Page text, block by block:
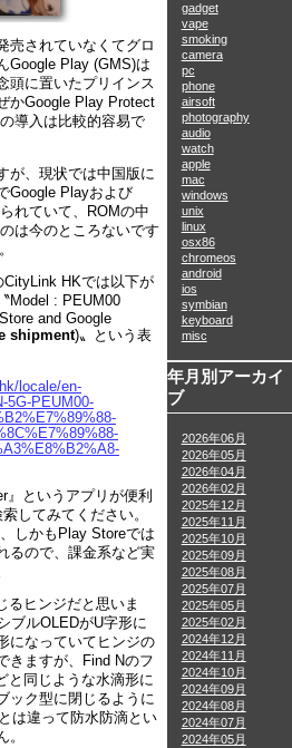
売されていなくてグロ
Google Play (GMS)は
頭に置いたプリインス
かGoogle Play Protect
導入は比較的容易で
が、現状では中国版に
Google Playおよび
れていて、ROMの中
は今のところないです
HKでは以下が
Model : PEUM00
and Google
shipment)〟という表
locale/en-
5G-PEUM00-
』というアプリが便利
してみてください。
しかもPlay Storeでは
るので、課金系など実
るヒンジだと思いま
ブルOLEDがU字形に
になっていてヒンジの
きますが、Find Nのフ
と同じような水滴形に
ック型に閉じるように
は違って防水防滴とい
。
gadget
vape
smoking
camera
pc
phone
airsoft
photography
audio
watch
apple
mac
windows
unix
linux
osx86
chromeos
android
ios
symbian
keyboard
misc
年月別アーカイ
ブ
2026年06月
2026年05月
2026年04月
2026年02月
2025年12月
2025年11月
2025年10月
2025年09月
2025年08月
2025年07月
2025年05月
2025年02月
2024年12月
2024年11月
2024年10月
2024年09月
2024年08月
2024年07月
2024年05月